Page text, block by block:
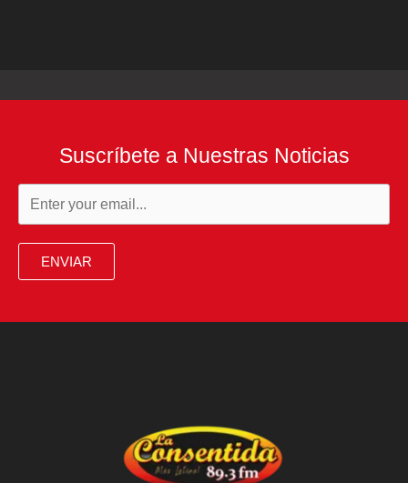
Suscríbete a Nuestras Noticias
ENVIAR